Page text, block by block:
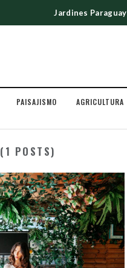
Jardines Paraguay
PAISAJISMO AGRICULTURA
(1 POSTS)